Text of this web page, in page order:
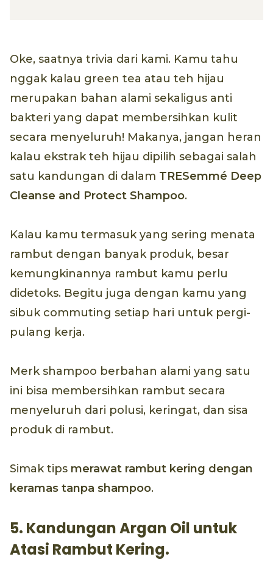
Oke, saatnya trivia dari kami. Kamu tahu
nggak kalau green tea atau teh hijau
merupakan bahan alami sekaligus anti
bakteri yang dapat membersihkan kulit
secara menyeluruh! Makanya, jangan heran
kalau ekstrak teh hijau dipilih sebagai salah
satu kandungan di dalam TRESemmé Deep
Cleanse and Protect Shampoo.
Kalau kamu termasuk yang sering menata
rambut dengan banyak produk, besar
kemungkinannya rambut kamu perlu
didetoks. Begitu juga dengan kamu yang
sibuk commuting setiap hari untuk pergi-
pulang kerja.
Merk shampoo berbahan alami yang satu
ini bisa membersihkan rambut secara
menyeluruh dari polusi, keringat, dan sisa
produk di rambut.
Simak tips merawat rambut kering dengan
keramas tanpa shampoo.
5. Kandungan Argan Oil untuk
Atasi Rambut Kering.